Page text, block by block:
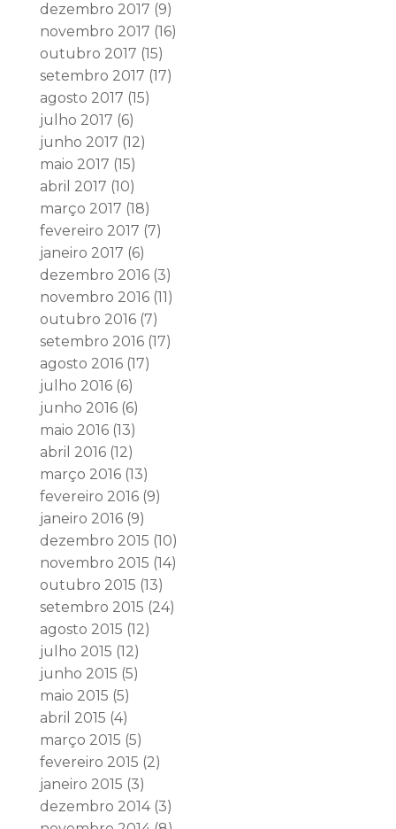
dezembro 2017 (9)
novembro 2017 (16)
outubro 2017 (15)
setembro 2017 (17)
agosto 2017 (15)
julho 2017 (6)
junho 2017 (12)
maio 2017 (15)
abril 2017 (10)
março 2017 (18)
fevereiro 2017 (7)
janeiro 2017 (6)
dezembro 2016(3)
novembro 2016(11)
outubro 2016(7)
setembro 2016(17)
agosto 2016(17)
julho 2016(6)
junho 2016(6)
maio 2016(13)
abril 2016(12)
março 2016(13)
fevereiro 2016(9)
janeiro 2016(9)
dezembro 2015 (10)
novembro 2015 (14)
outubro 2015 (13)
setembro 2015 (24)
agosto 2015 (12)
julho 2015 (12)
junho 2015 (5)
maio 2015 (5)
abril 2015 (4)
março 2015 (5)
fevereiro 2015 (2)
janeiro 2015 (3)
dezembro 2014(3)